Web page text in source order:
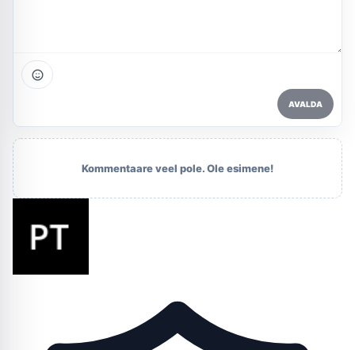
AVALDA
Kommentaare veel pole. Ole esimene!